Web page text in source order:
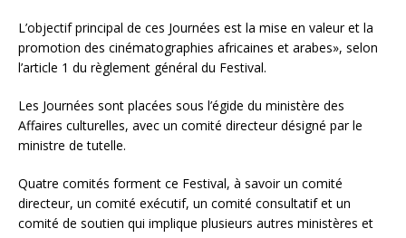
L’objectif principal de ces Journées est la mise en valeur et la
promotion des cinématographies africaines et arabes», selon
l’article 1 du règlement général du Festival.
Les Journées sont placées sous l’égide du ministère des
Affaires culturelles, avec un comité directeur désigné par le
ministre de tutelle.
Quatre comités forment ce Festival, à savoir un comité
directeur, un comité exécutif, un comité consultatif et un
comité de soutien qui implique plusieurs autres ministères et